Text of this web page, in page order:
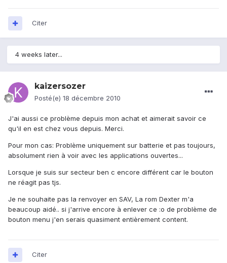
Citer
4 weeks later...
kaizersozer
Posté(e) 18 décembre 2010
J'ai aussi ce problème depuis mon achat et aimerait savoir ce
qu'il en est chez vous depuis. Merci.
Pour mon cas: Problème uniquement sur batterie et pas toujours,
absolument rien à voir avec les applications ouvertes...
Lorsque je suis sur secteur ben c encore différent car le bouton
ne réagit pas tjs.
Je ne souhaite pas la renvoyer en SAV, La rom Dexter m'a
beaucoup aidé.. si j'arrive encore à enlever ce :o de problème de
bouton menu j'en serais quasiment entièrement content.
Citer